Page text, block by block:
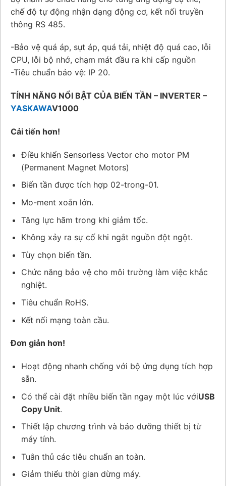
chế độ tự động nhận dạng động cơ, kết nối truyền
thông RS 485.
-Bảo vệ quá áp, sụt áp, quá tải, nhiệt độ quá cao, lỗi
CPU, lỗi bộ nhớ, chạm mát đầu ra khi cấp nguồn
-Tiêu chuẩn bảo vệ: IP 20.
TÍNH NĂNG NỔI BẬT CỦA BIẾN TẦN – INVERTER –
YASKAWAV1000
Cải tiến hơn!
Điều khiển Sensorless Vector cho motor PM
(Permanent Magnet Motors)
Biến tần được tích hợp 02-trong-01.
Mo-ment xoắn lớn.
Tăng lực hãm trong khi giảm tốc.
Không xảy ra sự cố khi ngắt nguồn đột ngột.
Tùy chọn biến tần.
Chức năng bảo vệ cho môi trường làm việc khắc
nghiệt.
Tiêu chuẩn RoHS.
Kết nối mạng toàn cầu.
Đơn giản hơn!
Hoạt động nhanh chống với bộ ứng dụng tích hợp
sẵn.
Có thể cài đặt nhiều biến tần ngay một lúc vớiUSB
Copy Unit.
Thiết lập chương trình và bảo dưỡng thiết bị từ
máy tính.
Tuân thủ các tiêu chuẩn an toàn.
Giảm thiểu thời gian dừng máy.